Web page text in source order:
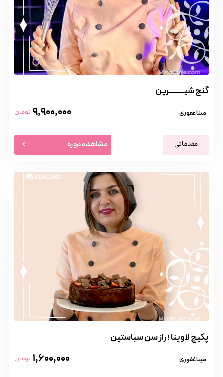
گنج شیــــــــــرین
مینا غفوری 9,900,000 تومان
مقدماتی مشاهده دوره
پکیج لاوینا ؛ راز سن سباستین
مینا غفوری 1,600,000 تومان